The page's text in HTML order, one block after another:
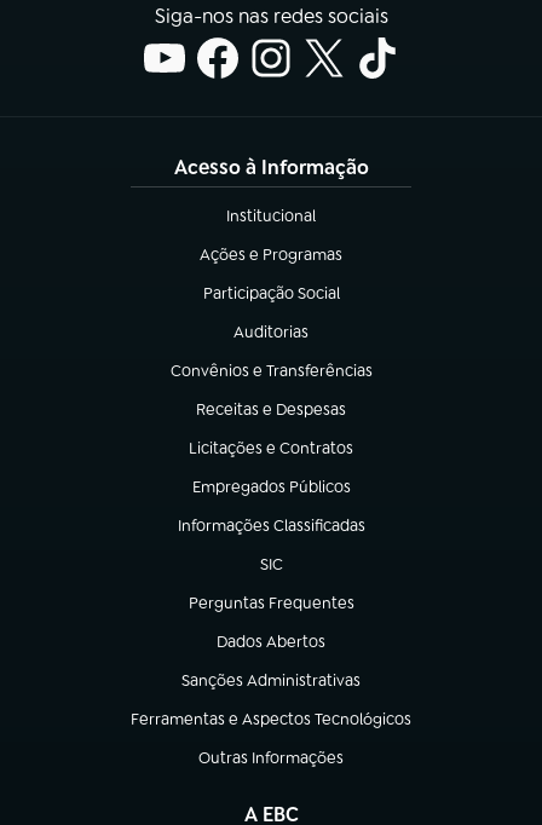
Siga-nos nas redes sociais
Acesso à Informação
Institucional
(abre em nova aba)
Ações e Programas
(abre em nova aba)
Participação Social
(abre em nova aba)
Auditorias
(abre em nova aba)
Convênios e Transferências
(abre em nova aba)
Receitas e Despesas
(abre em nova aba)
Licitações e Contratos
(abre em nova aba)
Empregados Públicos
(abre em nova aba)
Informações Classificadas
(abre em nova aba)
SIC
(abre em nova aba)
Perguntas Frequentes
(abre em nova aba)
Dados Abertos
(abre em nova aba)
Sanções Administrativas
(abre em nova aba)
Ferramentas e Aspectos Tecnológicos
(abre em nova aba)
Outras Informações
(abre em nova aba)
A EBC